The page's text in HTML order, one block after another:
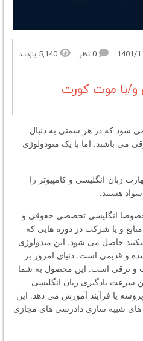
با موت کورت
شود که در هر سمتی به دنبال
می باشند. اما با یک متودولوژی
زبان انگلیسی و کامپیوتر را
سواد هستید.
انگلیسی تخصصی حقوقی و
و یا شرکت در دوره هایی که
حاصل می شود. این متدولوژی
و قدیمی است. دنیای امروز بر
و ترقی است. این محصول به شما
سرعت یادگیری زبان انگلیسی
یا فرآیند آموزش می دهد. این
های شبیه سازی دادرسی های مجازی